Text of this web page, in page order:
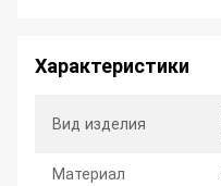
Характеристики
Вид изделия
Материал